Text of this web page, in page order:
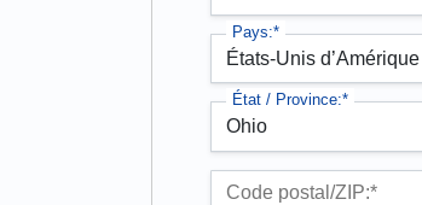
Pays:*
État / Province:*
Code postal/ZIP:*